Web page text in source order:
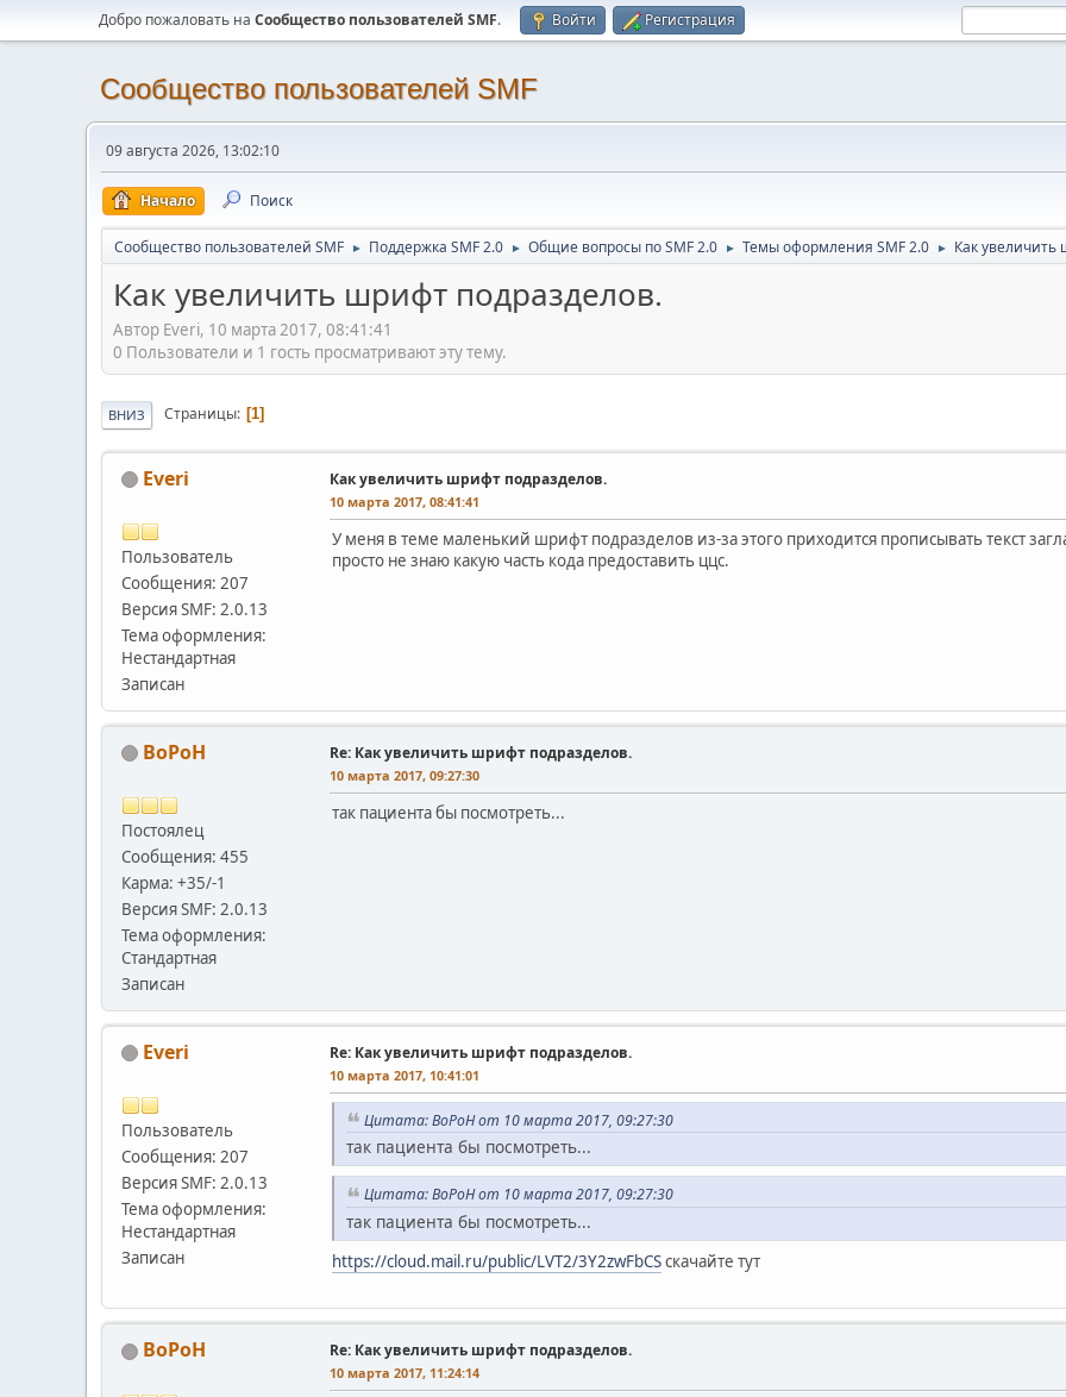
Добро пожаловать на Cообщество пользователей SMF. Войти Регистрация
Cообщество пользователей SMF
09 августа 2026, 13:02:10
Начало Поиск
Cообщество пользователей SMF ► Поддержка SMF 2.0 ► Общие вопросы по SMF 2.0 ► Темы оформления SMF 2.0 ► Как увеличить
Как увеличить шрифт подразделов.
Автор Everi, 10 марта 2017, 08:41:41
0 Пользователи и 1 гость просматривают эту тему.
ВНИЗ Страницы 1
Everi
Пользователь
Сообщения: 207
Версия SMF: 2.0.13
Тема оформления:
Нестандартная
Записан
Как увеличить шрифт подразделов.
10 марта 2017, 08:41:41
У меня в теме маленький шрифт подразделов из-за этого приходится прописывать текст
просто не знаю какую часть кода предоставить ццс.
BoPoH
Постоялец
Сообщения: 455
Карма: +35/-1
Версия SMF: 2.0.13
Тема оформления:
Стандартная
Записан
Re: Как увеличить шрифт подразделов.
10 марта 2017, 09:27:30
так пациента бы посмотреть...
Everi
Пользователь
Сообщения: 207
Версия SMF: 2.0.13
Тема оформления:
Нестандартная
Записан
Re: Как увеличить шрифт подразделов.
10 марта 2017, 10:41:01
Цитата: BoPoH от 10 марта 2017, 09:27:30
так пациента бы посмотреть...
Цитата: BoPoH от 10 марта 2017, 09:27:30
так пациента бы посмотреть...
https://cloud.mail.ru/public/LVT2/3Y2zwFbCSскачайте тут
BoPoH Re: Как увеличить шрифт подразделов.
10 марта 2017, 11:24:14